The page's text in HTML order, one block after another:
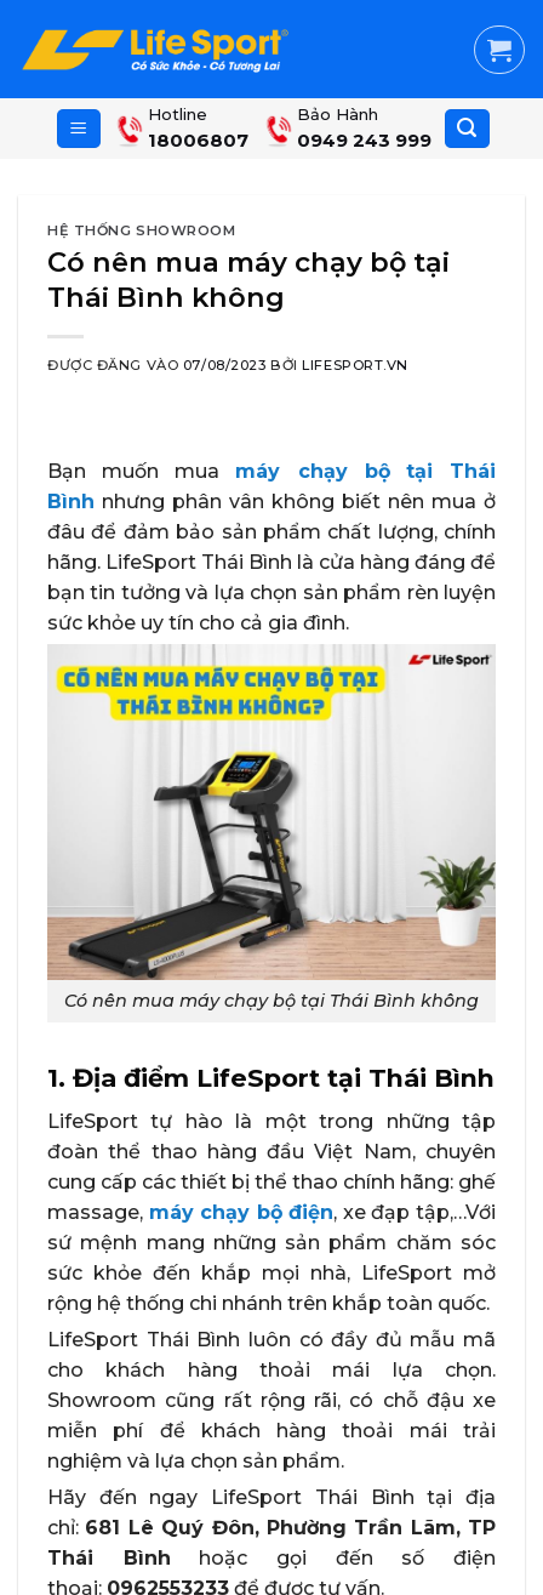
content
Hotline
18006807
Bảo Hành
0949 243 999
HỆ THỐNG SHOWROOM
Có nên mua máy chạy bộ tại
Thái Bình không
ĐƯỢC ĐĂNG VÀO 07/08/2023 BỞILIFESPORT.VN
Bạn muốn mua máy chạy bộ
tại Thái
Bình nhưng phân vân không biết nên mua ở
đâu để đảm bảo sản phẩm chất lượng, chính
hãng. LifeSport Thái Bình là cửa hàng đáng để
bạn tin tưởng và lựa chọn sản phẩm rèn luyện
sức khỏe uy tín cho cả gia đình.
Có nên mua máy chạy bộ tại Thái Bình không
1. Địa điểm LifeSport tại Thái Bình
LifeSport tự hào là một trong những tập
đoàn thể thao hàng đầu Việt Nam, chuyên
cung cấp các thiết bị thể thao chính hãng: ghế
massage, máy chạy bộ điện, xe đạp tập,…Với
sứ mệnh mang những sản phẩm chăm sóc
sức khỏe đến khắp mọi nhà, LifeSport mở
rộng hệ thống chi nhánh trên khắp toàn quốc.
LifeSport Thái Bình luôn có đầy đủ mẫu mã
cho khách hàng thoải mái lựa chọn.
Showroom cũng rất rộng rãi, có chỗ đậu xe
miễn phí để khách hàng thoải mái trải
nghiệm và lựa chọn sản phẩm.
Hãy đến ngay LifeSport Thái Bình tại địa
chỉ: 681 Lê Quý Đôn, Phường Trần Lãm, TP
Thái Bình hoặc gọi đến số điện
thoại: 0962553233 để được tư vấn.